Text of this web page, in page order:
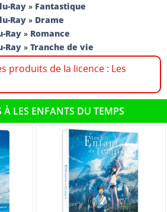
Ray » Fantastique
Ray » Drame
Ray » Romance
Ray »Tranche de vie
produits de la licence : Les
À LES ENFANTS DU TEMPS